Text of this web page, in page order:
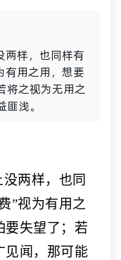
样，也同样有
用之用，想要
将之视为无用之
浅。
两样，也同
”视为有用之
要失望了；若
见闻，那可能